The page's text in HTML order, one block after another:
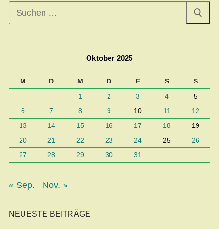
Suchen
nach:
Oktober 2025
M D M D F S S
1 2 3 4
5
6
7 8 9 10 11
12
13
14 15 16 17 18
19
20
21 22 23 24 25
26
27
28 29 30 31
« Sep. Nov. »
NEUESTE BEITRÄGE